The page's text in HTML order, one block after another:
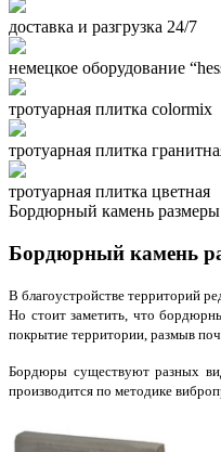
доставка и разгрузка 24/7
немецкое оборудование
тротуарная плитка colormix
тротуарная плитка
тротуарная плитка цветная
Бордюрный камень размеры
Бордюрный камень
В благоустройстве территорий
Но стоит заметить, что
покрытие территории, размыв
Бордюры существуют разных
производится по методике